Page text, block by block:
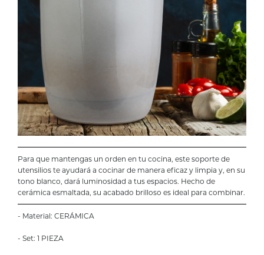
Para que mantengas un orden en tu cocina, este soporte de
utensilios te ayudará a cocinar de manera eficaz y limpia y, en su
tono blanco, dará luminosidad a tus espacios. Hecho de
cerámica esmaltada, su acabado brilloso es ideal para combinar.
- Material: CERÁMICA
- Set: 1 PIEZA